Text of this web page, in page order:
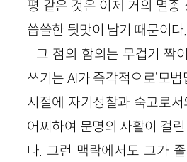
평 같은 것은 이제 거의 멸종
씁쓸한 뒷맛이 남기 때문이다.
그 점의 함의는 무겁기 짝
쓰기는 AI가 즉각적으로‘모범
시절에 자기성찰과 숙고로서
어찌하여 문명의 사활이 걸
다. 그런 맥락에서도 그가